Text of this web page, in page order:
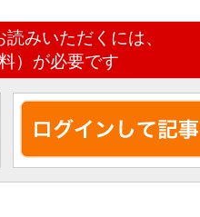
みいただくには、
）が必要です